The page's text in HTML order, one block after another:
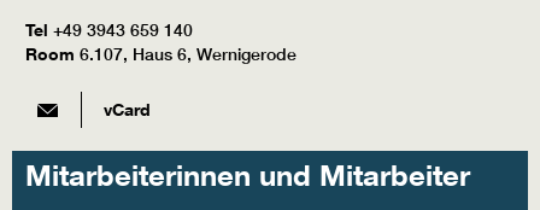
Tel +49 3943 659 140
Room 6.107, Haus 6, Wernigerode
vCard
Mitarbeiterinnen und Mitarbeiter